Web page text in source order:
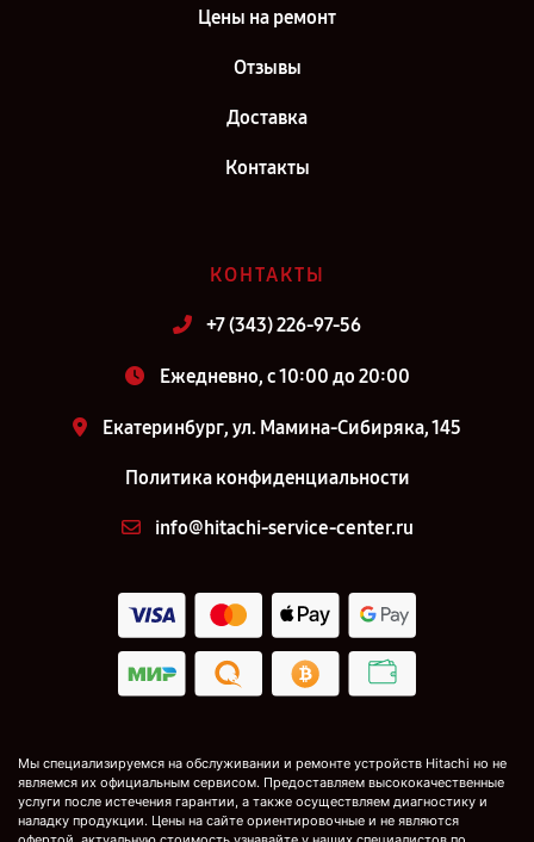
Цены на ремонт
Отзывы
Доставка
Контакты
КОНТАКТЫ
+7 (343) 226-97-56
Ежедневно, с 10:00 до 20:00
Екатеринбург, ул. Мамина-Сибиряка, 145
Политика конфиденциальности
info@hitachi-service-center.ru
Мы специализируемся на обслуживании и ремонте устройств Hitachi но не
являемся их официальным сервисом. Предоставляем высококачественные
услуги после истечения гарантии, а также осуществляем диагностику и
наладку продукции. Цены на сайте ориентировочные и не являются